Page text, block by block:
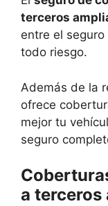
terceros
entre el
todo riesgo.
Además de la
ofrece
mejor tu
seguro
a terceros